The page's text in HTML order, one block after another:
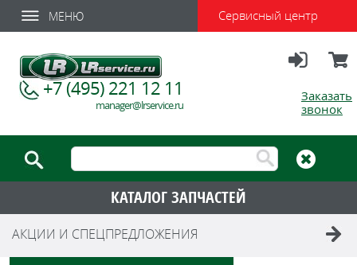
МЕНЮ Сервисный центр
Заказать
звонок
+7 (495) 221 12 11
manager@lrservice.ru
КАТАЛОГ ЗАПЧАСТЕЙ
АКЦИИ И СПЕЦПРЕДЛОЖЕНИЯ